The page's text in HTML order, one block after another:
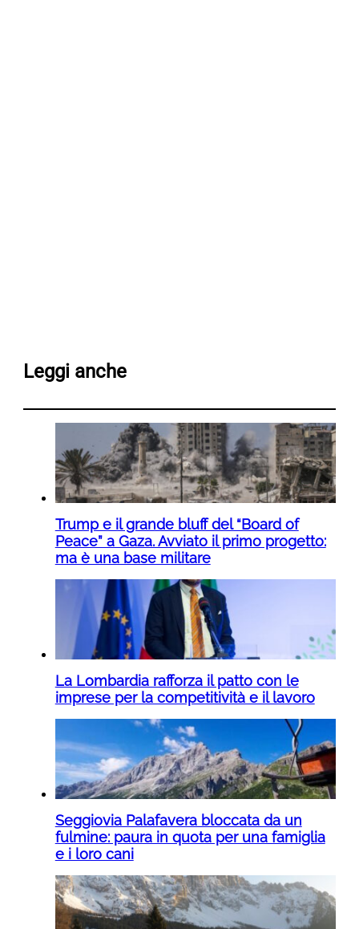
Leggi anche
Trump e il grande bluff del “Board of
Peace” a Gaza. Avviato il primo progetto:
ma è una base militare
La Lombardia rafforza il patto con le
imprese per la competitività e il lavoro
Seggiovia Palafavera bloccata da un
fulmine: paura in quota per una famiglia
e i loro cani